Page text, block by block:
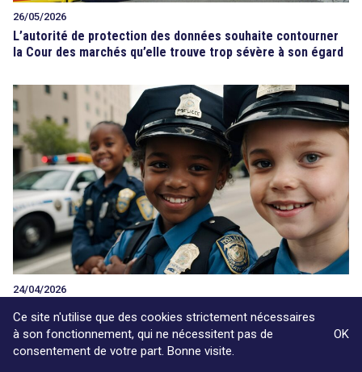
26/05/2026
L’autorité de protection des données souhaite contourner
la Cour des marchés qu’elle trouve trop sévère à son égard
24/04/2026
RGPD ? La Cour de justice saisie d’une question piquante
Ce site n'utilise que des cookies strictement nécessaires
à son fonctionnement, qui ne nécessitent pas de
consentement de votre part. Bonne visite.
OK